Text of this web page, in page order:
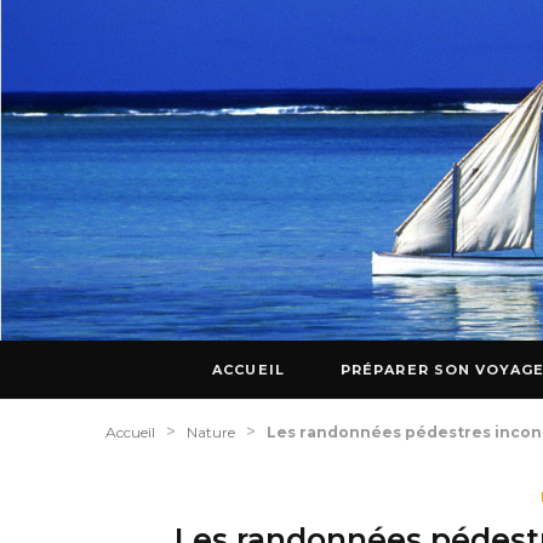
ACCUEIL PRÉPARER SON VOYAGE
Accueil > Nature > Les randonnées pédestres